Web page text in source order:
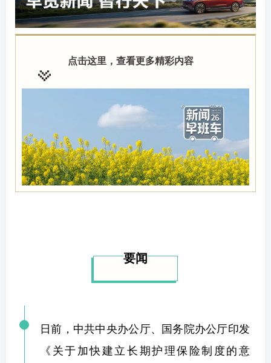
点击这里，查看更多精彩内容
要闻
日前，中共中央办公厅、国务院办公厅印发
《关于加快建立长期护理保险制度的意